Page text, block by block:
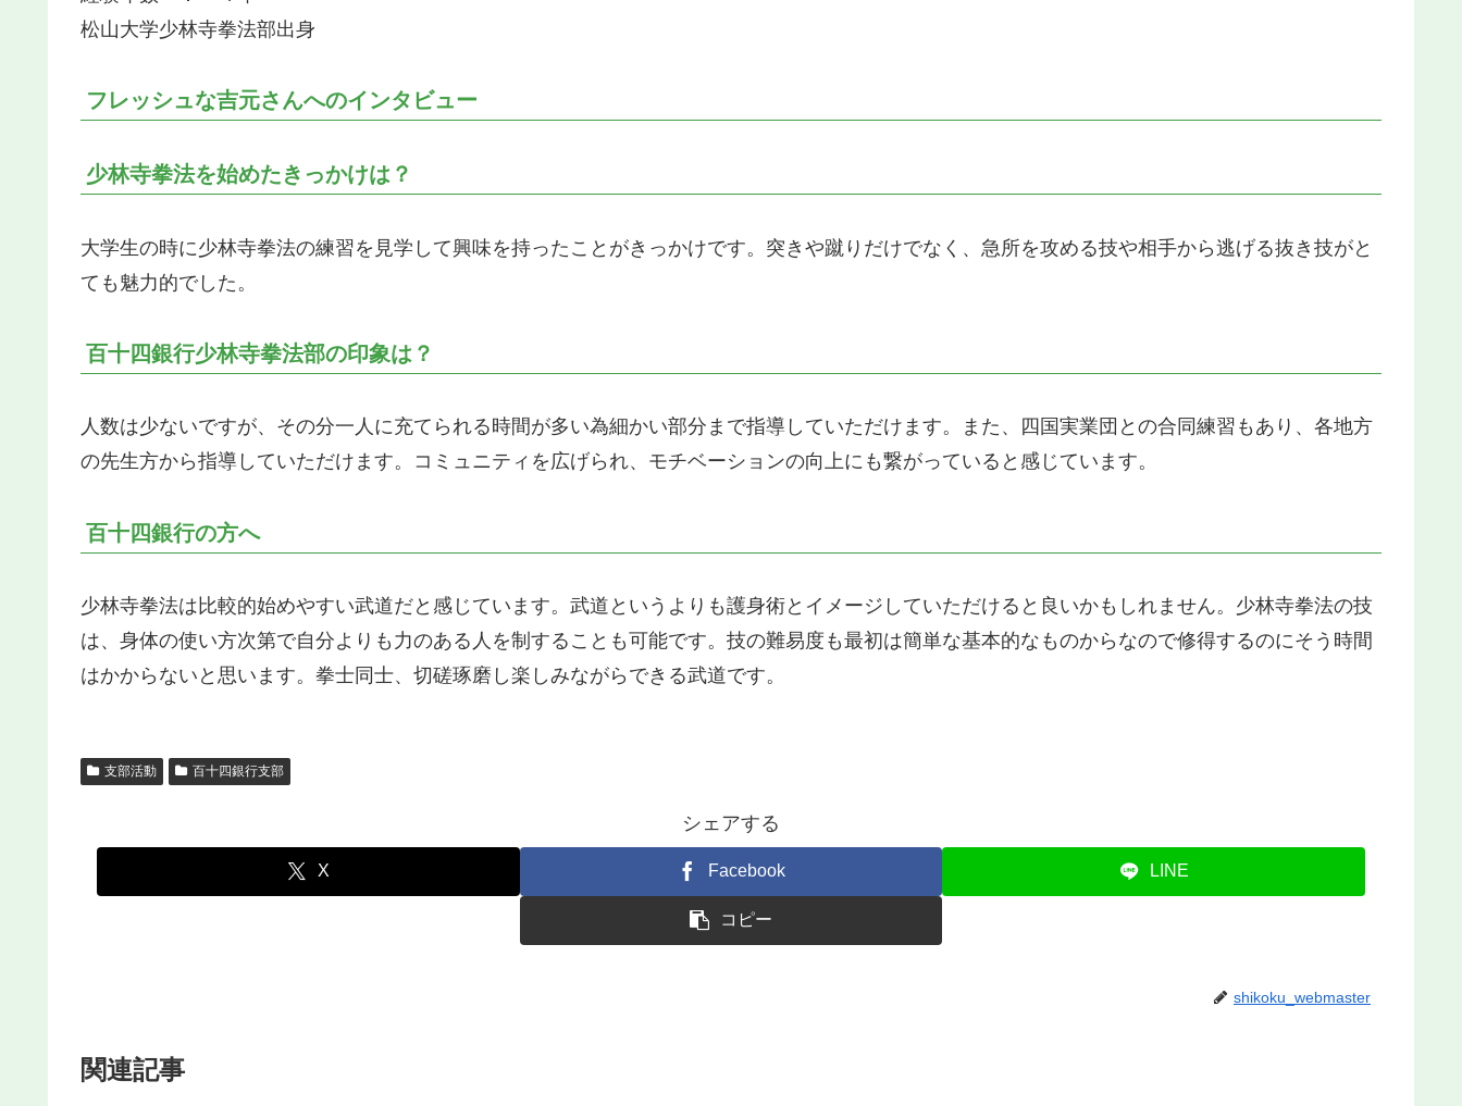
松山大学少林寺拳法部出身
フレッシュな吉元さんへのインタビュー
少林寺拳法を始めたきっかけは？
大学生の時に少林寺拳法の練習を見学して興味を持ったことがきっかけです。突きや蹴りだけでなく、急所を攻める技や相手から逃げる抜き技がと
ても魅力的でした。
百十四銀行少林寺拳法部の印象は？
人数は少ないですが、その分一人に充てられる時間が多い為細かい部分まで指導していただけます。また、四国実業団との合同練習もあり、各地方
の先生方から指導していただけます。コミュニティを広げられ、モチベーションの向上にも繋がっていると感じています。
百十四銀行の方へ
少林寺拳法は比較的始めやすい武道だと感じています。武道というよりも護身術とイメージしていただけると良いかもしれません。少林寺拳法の技
は、身体の使い方次第で自分よりも力のある人を制することも可能です。技の難易度も最初は簡単な基本的なものからなので修得するのにそう時間
はかからないと思います。拳士同士、切磋琢磨し楽しみながらできる武道です。
支部活動 百十四銀行支部
シェアする
X Facebook LINE
コピー
shikoku_webmaster
関連記事